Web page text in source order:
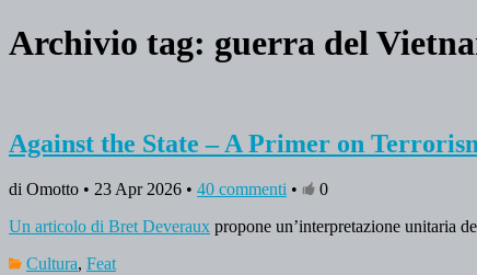
Archivio tag: guerra del
Against the State – A Primer on
di Omotto • 23 Apr 2026 • 40 commenti •
0
Un articolo di Bret Deveraux propone un’interpretazione unitaria
Cultura, Feat